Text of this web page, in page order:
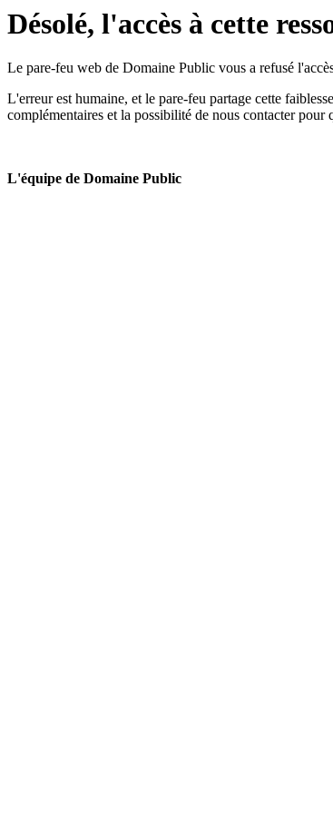
Désolé, l'accès à cette
Le pare-feu web de Domaine Public vous a refusé
L'erreur est humaine, et le pare-feu partage cette
complémentaires et la possibilité de nous contacter pour
L'équipe de Domaine Public